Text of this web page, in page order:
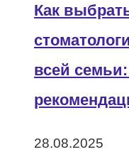
Как
всей
28.08.2025